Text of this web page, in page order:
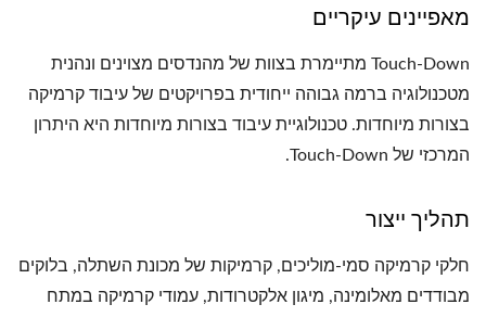
מאפיינים עיקריים
Touch-Down מתיימרת בצוות של מהנדסים מצוינים ונהנית
מטכנולוגיה ברמה גבוהה ייחודית בפרויקטים של עיבוד קרמיקה
בצורות מיוחדות. טכנולוגיית עיבוד בצורות מיוחדות היא היתרון
המרכזי של Touch-Down.
תהליך ייצור
חלקי קרמיקה סמי-מוליכים, קרמיקות של מכונת השתלה, בלוקים
מבודדים מאלומינה, מיגון אלקטרודות, עמודי קרמיקה במתח